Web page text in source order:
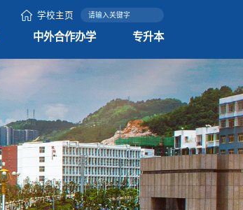
学校主页
中外合作办学 专升本